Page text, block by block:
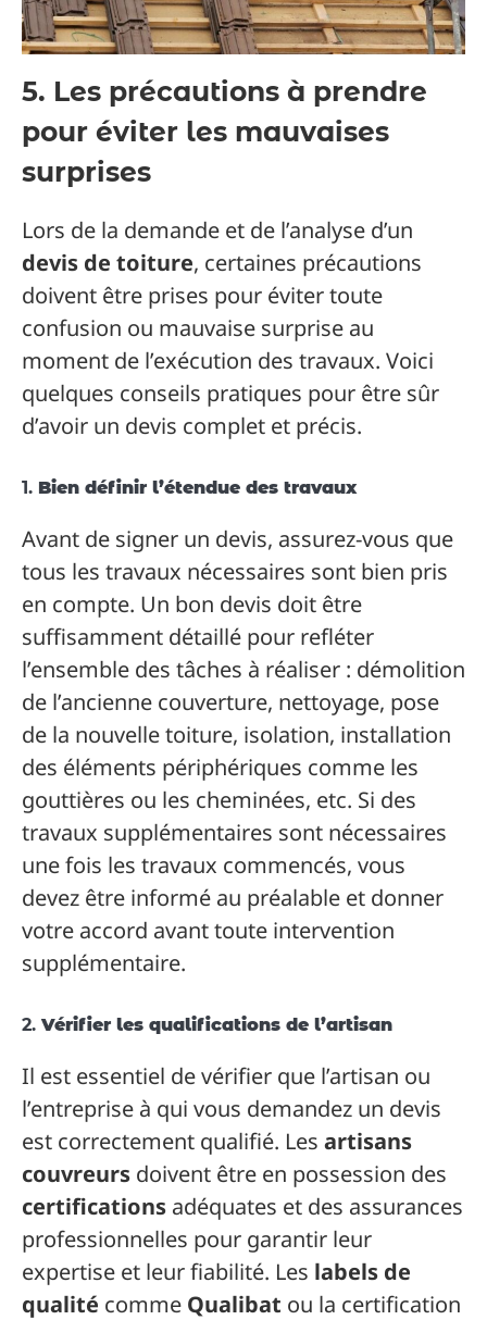
5. Les précautions à prendre
pour éviter les mauvaises
surprises
Lors de la demande et de l’analyse d’un
devis de toiture, certaines précautions
doivent être prises pour éviter toute
confusion ou mauvaise surprise au
moment de l’exécution des travaux. Voici
quelques conseils pratiques pour être sûr
d’avoir un devis complet et précis.
1. Bien définir l’étendue des travaux
Avant de signer un devis, assurez-vous que
tous les travaux nécessaires sont bien pris
en compte. Un bon devis doit être
suffisamment détaillé pour refléter
l’ensemble des tâches à réaliser : démolition
de l’ancienne couverture, nettoyage, pose
de la nouvelle toiture, isolation, installation
des éléments périphériques comme les
gouttières ou les cheminées, etc. Si des
travaux supplémentaires sont nécessaires
une fois les travaux commencés, vous
devez être informé au préalable et donner
votre accord avant toute intervention
supplémentaire.
2. Vérifier les qualifications de l’artisan
Il est essentiel de vérifier que l’artisan ou
l’entreprise à qui vous demandez un devis
est correctement qualifié. Les artisans
couvreurs doivent être en possession des
certifications adéquates et des assurances
professionnelles pour garantir leur
expertise et leur fiabilité. Les labels de
qualité comme Qualibat ou la certification